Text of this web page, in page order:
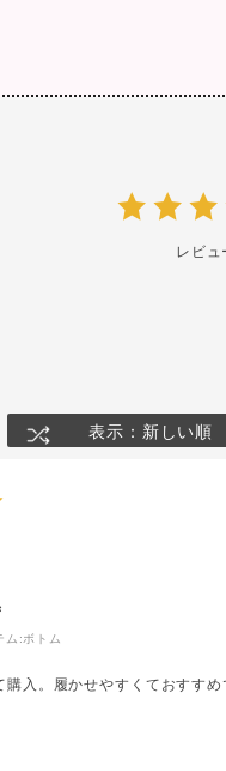
レビュ
表示：新しい順
ム:ボトム
購入。履かせやすくておすすめ